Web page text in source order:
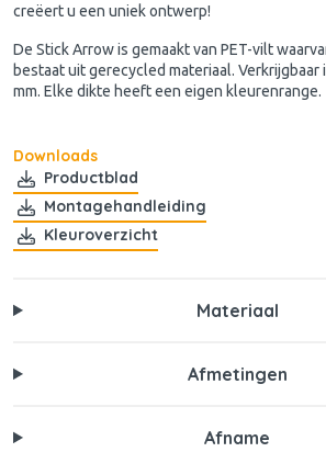
creëert u een uniek ontwerp!
De Stick Arrow is gemaakt van PET-vilt
bestaat uit gerecycled materiaal. Verkrijgbaar
mm. Elke dikte heeft een eigen kleurenrange.
Downloads
Productblad
Montagehandleiding
Kleuroverzicht
Materiaal
Afmetingen
Afname